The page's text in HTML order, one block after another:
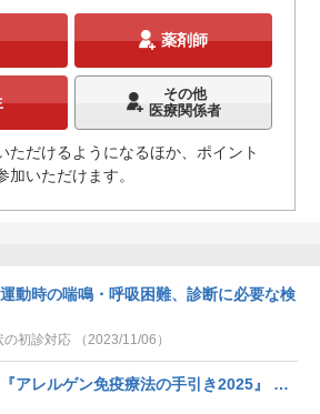
薬剤師
その他
医療関係者
ただけるようになるほか、ポイント
加いただけます。
動時の喘鳴・呼吸困難、診断に必要な検
初診対応 （2023/11/06）
喘息への活用に期待、『アレルゲン免疫療法の手引き2025』 …